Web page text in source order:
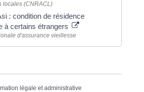
locales (CNRACL)
: condition de résidence
à certains étrangers
d'assurance vieillesse
légale et administrative